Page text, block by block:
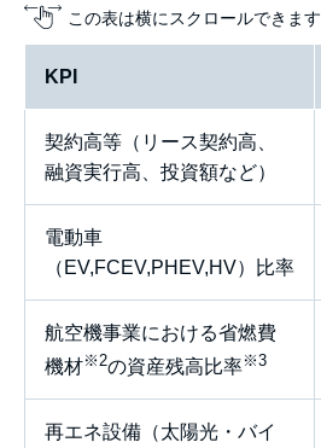
この表は横にスクロールできます
KPI
契約高等（リース契約高、
融資実行高、投資額など）
電動車
（EV,FCEV,PHEV,HV）比率
航空機事業における省燃費
機材※2の資産残高比率※3
再エネ設備（太陽光・バイ